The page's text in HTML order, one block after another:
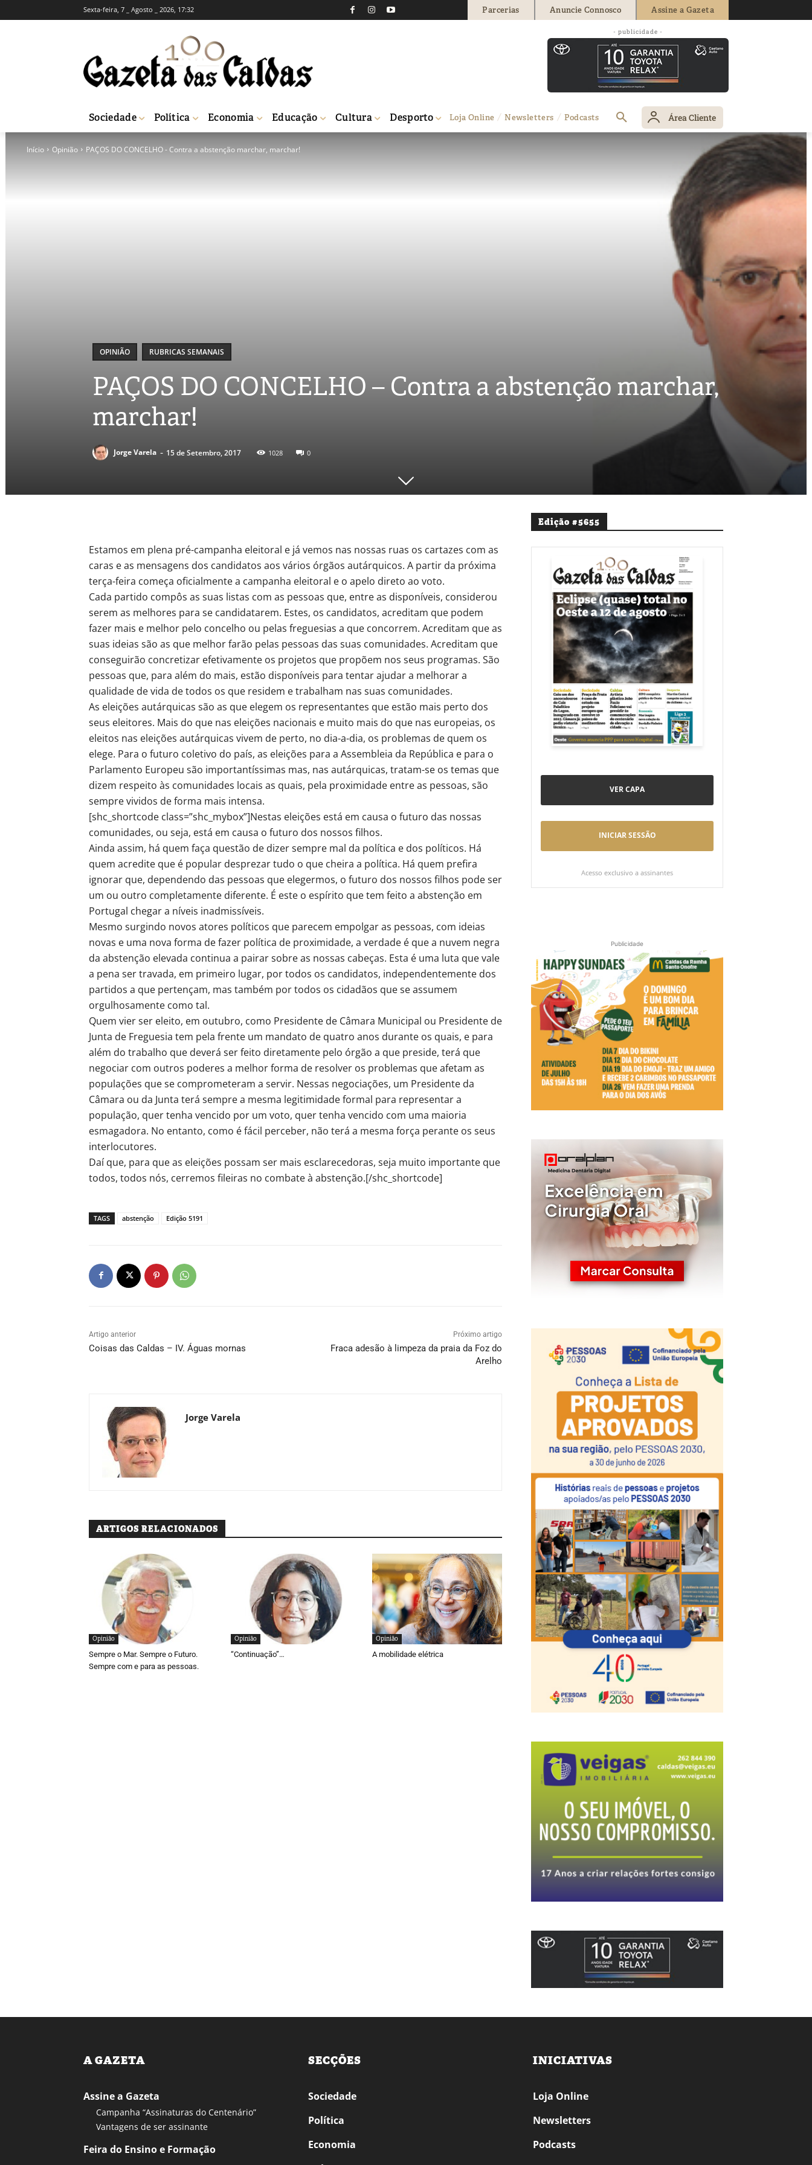
Sexta-feira, 7 _ Agosto _ 2026, 17:32 Parcerias Anuncie Connosco Assine a Gazeta
- publicidade -
Sociedade Política Economia Educação Cultura Desporto Loja Online Newsletters Podcasts Área Cliente
Início Opinião PAÇOS DO CONCELHO - Contra a abstenção marchar, marchar!
OPINIÃO RUBRICAS SEMANAIS
PAÇOS DO CONCELHO – Contra a abstenção marchar,
marchar!
Jorge Varela - 15 de Setembro, 2017 1028 0
Estamos em plena pré-campanha eleitoral e já vemos nas nossas ruas os cartazes com as
caras e as mensagens dos candidatos aos vários órgãos autárquicos. A partir da próxima
terça-feira começa oficialmente a campanha eleitoral e o apelo direto ao voto.
Cada partido compôs as suas listas com as pessoas que, entre as disponíveis, considerou
serem as melhores para se candidatarem. Estes, os candidatos, acreditam que podem
fazer mais e melhor pelo concelho ou pelas freguesias a que concorrem. Acreditam que as
suas ideias são as que melhor farão pelas pessoas das suas comunidades. Acreditam que
conseguirão concretizar efetivamente os projetos que propõem nos seus programas. São
pessoas que, para além do mais, estão disponíveis para tentar ajudar a melhorar a
qualidade de vida de todos os que residem e trabalham nas suas comunidades.
As eleições autárquicas são as que elegem os representantes que estão mais perto dos
seus eleitores. Mais do que nas eleições nacionais e muito mais do que nas europeias, os
eleitos nas eleições autárquicas vivem de perto, no dia-a-dia, os problemas de quem os
elege. Para o futuro coletivo do país, as eleições para a Assembleia da República e para o
Parlamento Europeu são importantíssimas mas, nas autárquicas, tratam-se os temas que
dizem respeito às comunidades locais as quais, pela proximidade entre as pessoas, são
sempre vividos de forma mais intensa.
[shc_shortcode class=”shc_mybox”]Nestas eleições está em causa o futuro das nossas
comunidades, ou seja, está em causa o futuro dos nossos filhos.
Ainda assim, há quem faça questão de dizer sempre mal da política e dos políticos. Há
quem acredite que é popular desprezar tudo o que cheira a política. Há quem prefira
ignorar que, dependendo das pessoas que elegermos, o futuro dos nossos filhos pode ser
um ou outro completamente diferente. É este o espírito que tem feito a abstenção em
Portugal chegar a níveis inadmissíveis.
Mesmo surgindo novos atores políticos que parecem empolgar as pessoas, com ideias
novas e uma nova forma de fazer política de proximidade, a verdade é que a nuvem negra
da abstenção elevada continua a pairar sobre as nossas cabeças. Esta é uma luta que vale
a pena ser travada, em primeiro lugar, por todos os candidatos, independentemente dos
partidos a que pertençam, mas também por todos os cidadãos que se assumem
orgulhosamente como tal.
Quem vier ser eleito, em outubro, como Presidente de Câmara Municipal ou Presidente de
Junta de Freguesia tem pela frente um mandato de quatro anos durante os quais, e para
além do trabalho que deverá ser feito diretamente pelo órgão a que preside, terá que
negociar com outros poderes a melhor forma de resolver os problemas que afetam as
populações que se comprometeram a servir. Nessas negociações, um Presidente da
Câmara ou da Junta terá sempre a mesma legitimidade formal para representar a
população, quer tenha vencido por um voto, quer tenha vencido com uma maioria
esmagadora. No entanto, como é fácil perceber, não terá a mesma força perante os seus
interlocutores.
Daí que, para que as eleições possam ser mais esclarecedoras, seja muito importante que
todos, todos nós, cerremos fileiras no combate à abstenção.[/shc_shortcode]
TAGS abstenção Edição 5191
Artigo anterior
Coisas das Caldas – IV. Águas mornas
Próximo artigo
Fraca adesão à limpeza da praia da Foz do
Arelho
Jorge Varela
ARTIGOS RELACIONADOS
Opinião
Sempre o Mar. Sempre o Futuro.
Sempre com e para as pessoas.
Opinião
“Continuação”…
Opinião
A mobilidade elétrica
Edição #5655
VER CAPA
INICIAR SESSÃO
Acesso exclusivo a assinantes
Publicidade
A GAZETA
Assine a Gazeta
Campanha “Assinaturas do Centenário”
Vantagens de ser assinante
Feira do Ensino e Formação
SECÇÕES
Sociedade
Política
Economia
INICIATIVAS
Loja Online
Newsletters
Podcasts